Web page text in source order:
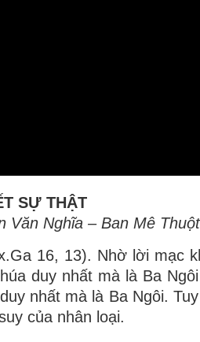
SỰ THẬT
Văn Nghĩa – Ban Mê Thuột
16, 13). Nhờ lời mạc
duy nhất mà là Ba
nhất mà là Ba Ngôi.
của nhân loại.